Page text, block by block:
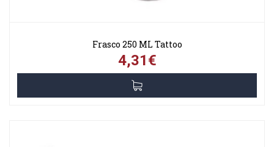
Frasco 250 ML Tattoo
4,31€